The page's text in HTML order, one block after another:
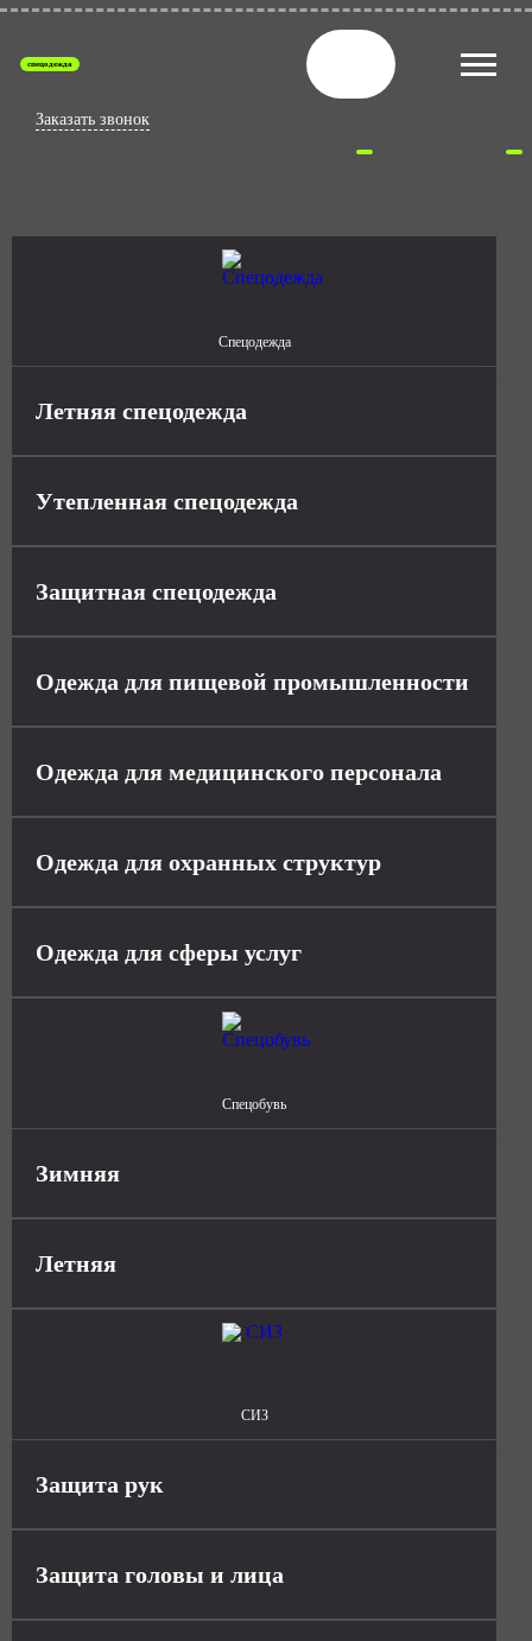
спецодежда
Заказать звонок
Спецодежда
Летняя спецодежда
Утепленная спецодежда
Защитная спецодежда
Одежда для пищевой промышленности
Одежда для медицинского персонала
Одежда для охранных структур
Одежда для сферы услуг
Спецобувь
Зимняя
Летняя
СИЗ
Защита рук
Защита головы и лица